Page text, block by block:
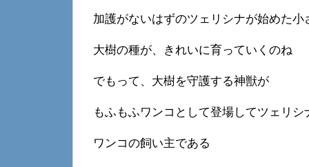
加護がないはずのツェリシナが始めた小
大樹の種が、きれいに育っていくのね
でもって、大樹を守護する神獣が
もふもふワンコとして登場してツェリシ
ワンコの飼い主である